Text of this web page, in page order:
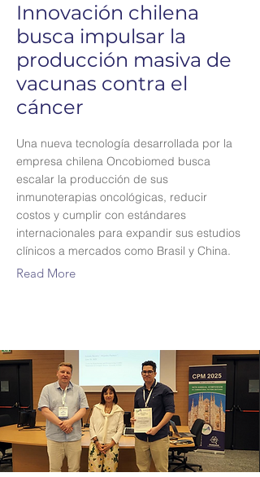
Innovación chilena
busca impulsar la
producción masiva de
vacunas contra el
cáncer
Una nueva tecnología desarrollada por la
empresa chilena Oncobiomed busca
escalar la producción de sus
inmunoterapias oncológicas, reducir
costos y cumplir con estándares
internacionales para expandir sus estudios
clínicos a mercados como Brasil y China.
Read More